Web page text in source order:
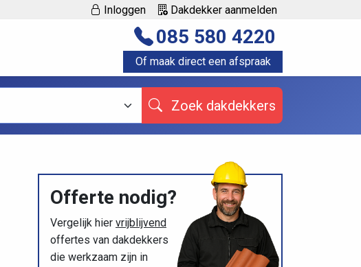
Inloggen Dakdekker aanmelden
085 580 4220
Of maak direct een afspraak
Zoek dakdekkers
Offerte nodig?
Vergelijk hier vrijblijvend
offertes van dakdekkers
die werkzaam zijn in